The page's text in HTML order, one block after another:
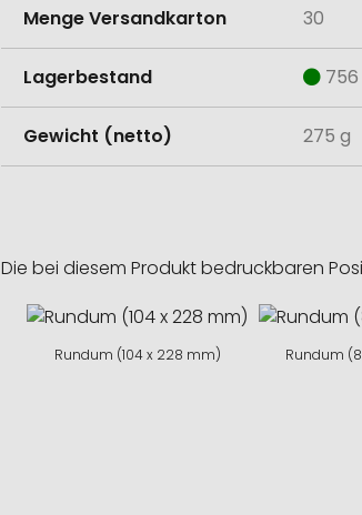
Menge Versandkarton 30
Lagerbestand
Gewicht (netto) 275 g
Die bei diesem Produkt bedruckbaren
Rundum (104 x 228 mm) Rundum